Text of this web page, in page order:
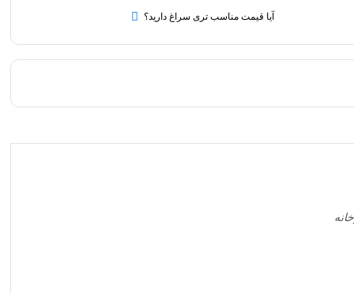
اخوان
آیا قیمت مناسب تری سراغ دارید؟